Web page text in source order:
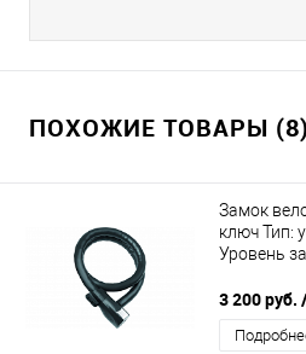
ПОХОЖИЕ ТОВАРЫ (8)
Замок
ключ Тип:
Уровень
3 200 руб.